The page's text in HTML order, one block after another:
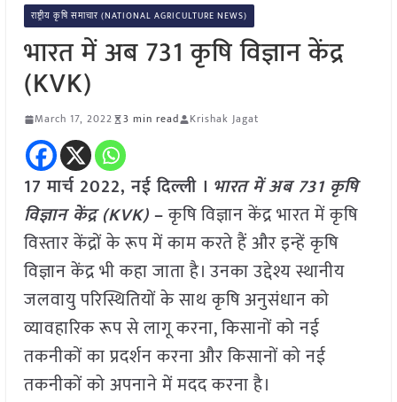
राष्ट्रीय कृषि समाचार (NATIONAL AGRICULTURE NEWS)
भारत में अब 731 कृषि विज्ञान केंद्र
(KVK)
March 17, 2022 3 min read Krishak Jagat
17 मार्च 2022, नई दिल्ली । भारत में अब 731 कृषि
विज्ञान केंद्र (KVK)–कृषि विज्ञान केंद्र भारत में कृषि
विस्तार केंद्रों के रूप में काम करते हैं और इन्हें कृषि
विज्ञान केंद्र भी कहा जाता है। उनका उद्देश्य स्थानीय
जलवायु परिस्थितियों के साथ कृषि अनुसंधान को
व्यावहारिक रूप से लागू करना, किसानों को नई
तकनीकों का प्रदर्शन करना और किसानों को नई
तकनीकों को अपनाने में मदद करना है।